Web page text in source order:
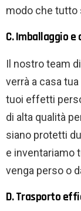
modo che tutto
C. Imballaggio
Il nostro team
verrà a casa
tuoi effetti
di alta qualità
siano protetti
e inventariamo
venga perso o
D. Trasporto